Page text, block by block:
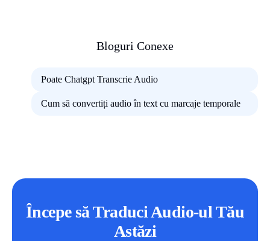
Bloguri Conexe
Poate Chatgpt Transcrie Audio
Cum să convertiți audio în text cu marcaje temporale
Începe să Traduci Audio-ul Tău
Astăzi